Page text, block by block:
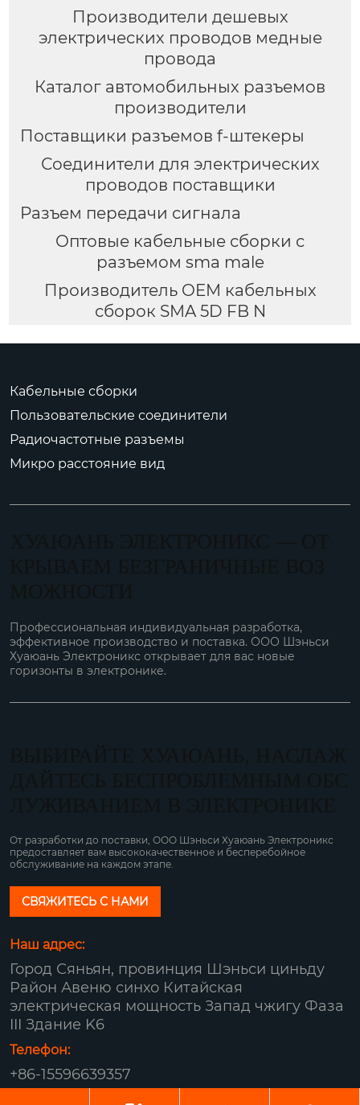
Производители дешевых
электрических проводов медные
провода
Каталог автомобильных разъемов
производители
Поставщики разъемов f-штекеры
Соединители для электрических
проводов поставщики
Разъем передачи сигнала
Оптовые кабельные сборки с
разъемом sma male
Производитель OEM кабельных
сборок SMA 5D FB N
Кабельные сборки
Пользовательские соединители
Радиочастотные разъемы
Микро расстояние вид
Профессиональная индивидуальная разработка,
эффективное производство и поставка. ООО Шэньси
Хуаюань Электроникс открывает для вас новые
горизонты в электронике.
От разработки до поставки, ООО Шэньси Хуаюань Электроникс
предоставляет вам высококачественное и бесперебойное
обслуживание на каждом этапе.
СВЯЖИТЕСЬ С НАМИ
Наш адрес:
Город Сяньян, провинция Шэньси циньду
Район Авеню синхо Китайская
электрическая мощность Запад чжигу Фаза
III Здание K6
Телефон:
+86-15596639357